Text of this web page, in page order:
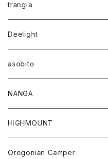
trangia
Deelight
asobito
NANGA
HIGHMOUNT
Oregonian Camper